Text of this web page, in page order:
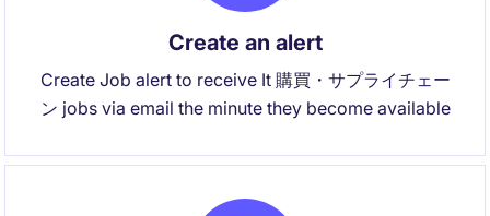
Create an alert
Create Job alert to receive It 購買・サプライチェー
ン jobs via email the minute they become available